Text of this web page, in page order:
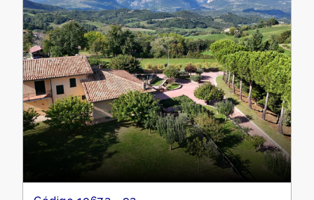
5+
Banheiros
mínimos
Qualquer